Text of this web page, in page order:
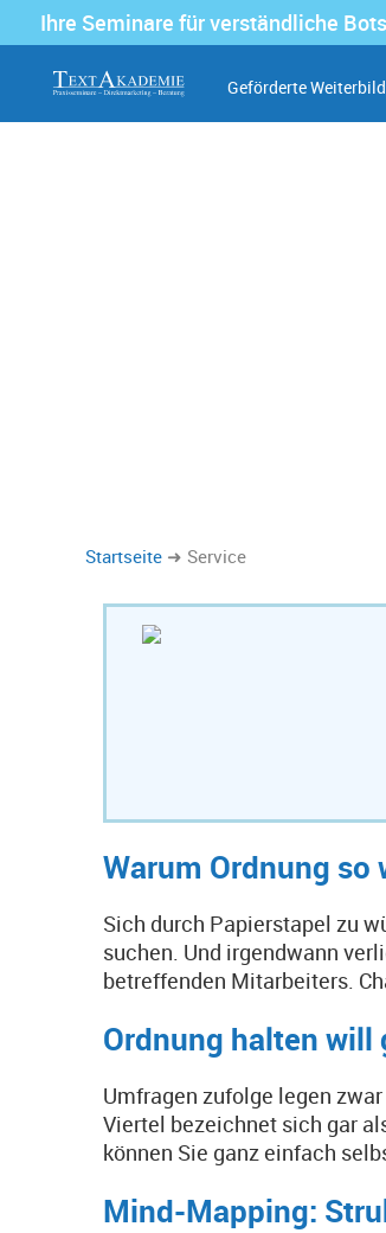
Ihre Seminare für verständliche
Geförderte
Startseite Service
Warum Ordnung
Sich durch Papierstapel zu
suchen. Und irgendwann
betreffenden Mitarbeiters.
Ordnung halten will
Umfragen zufolge legen
Viertel bezeichnet sich gar
können Sie ganz einfach
Mind-Mapping: